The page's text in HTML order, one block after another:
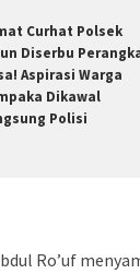
Curhat Polsek
Diserbu
Aspirasi Warga
Dikawal
Polisi
Ro’uf